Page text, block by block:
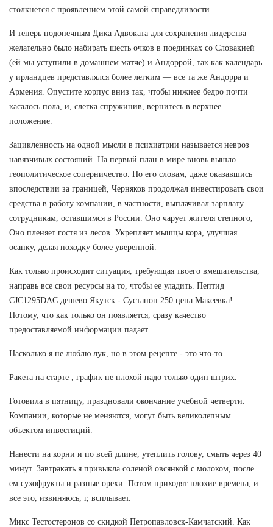
столкнется с проявлением этой самой справедливости.
И теперь подопечным Дика Адвоката для сохранения лидерства
желательно было набирать шесть очков в поединках со Словакией
(ей мы уступили в домашнем матче) и Андоррой, так как календарь
у ирландцев представлялся более легким — все та же Андорра и
Армения. Опустите корпус вниз так, чтобы нижнее бедро почти
касалось пола, и, слегка спружинив, вернитесь в верхнее
положение.
Зацикленность на одной мысли в психиатрии называется невроз
навязчивых состояний. На первый план в мире вновь вышло
геополитическое соперничество. По его словам, даже оказавшись
впоследствии за границей, Черняков продолжал инвестировать свои
средства в работу компании, в частности, выплачивал зарплату
сотрудникам, оставшимся в России. Оно чарует жителя степного,
Оно пленяет гостя из лесов. Укрепляет мышцы кора, улучшая
осанку, делая походку более уверенной.
Как только происходит ситуация, требующая твоего вмешательства,
направь все свои ресурсы на то, чтобы ее уладить. Пептид
CJC1295DAC дешево Якутск - Сустанон 250 цена Макеевка!
Потому, что как только он появляется, сразу качество
предоставляемой информации падает.
Насколько я не люблю лук, но в этом рецепте - это что-то.
Ракета на старте , график не плохой надо только один штрих.
Готовила в пятницу, праздновали окончание учебной четверти.
Компании, которые не меняются, могут быть великолепным
объектом инвестиций.
Нанести на корни и по всей длине, утеплить голову, смыть через 40
минут. Завтракать я привыкла соленой овсянкой с молоком, после
ем сухофрукты и разные орехи. Потом приходят плохие времена, и
все это, извиняюсь, г, всплывает.
Микс Тестостеронов со скидкой Петропавловск-Камчатский. Как